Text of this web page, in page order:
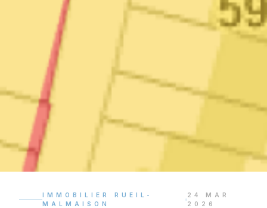
IMMOBILIER RUEIL-
MALMAISON
24 MAR
2026